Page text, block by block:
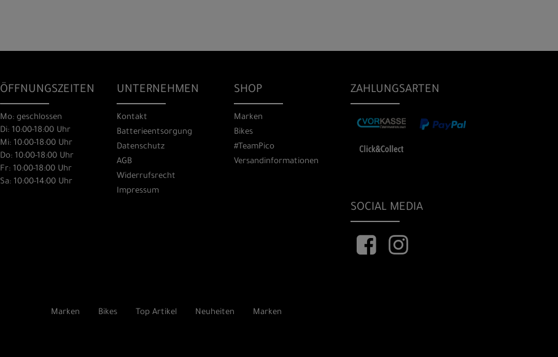
ÖFFNUNGSZEITEN
Mo: geschlossen
Di: 10:00-18:00 Uhr
Mi: 10:00-18:00 Uhr
Do: 10:00-18:00 Uhr
Fr: 10:00-18:00 Uhr
Sa: 10:00-14:00 Uhr
UNTERNEHMEN
Kontakt
Batterieentsorgung
Datenschutz
AGB
Widerrufsrecht
Impressum
SHOP
Marken
Bikes
#TeamPico
Versandinformationen
ZAHLUNGSARTEN
SOCIAL MEDIA
Marken Bikes Top Artikel Neuheiten Marken